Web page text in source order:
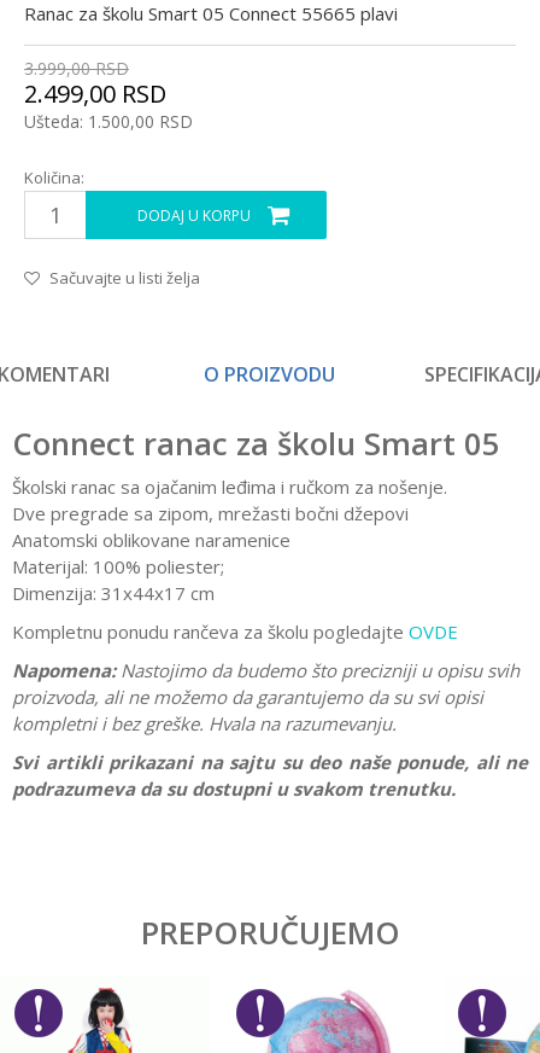
Ranac za školu Smart 05 Connect 55665 plavi
3.999,00 RSD
2.499,00 RSD
Ušteda: 1.500,00 RSD
Količina:
DODAJ U KORPU
Sačuvajte u listi želja
O PROIZVODU
Connect ranac za školu Smart 05
Školski ranac sa ojačanim leđima i ručkom za nošenje.
Dve pregrade sa zipom, mrežasti bočni džepovi
Anatomski oblikovane naramenice
Materijal: 100% poliester;
Dimenzija: 31x44x17 cm
Kompletnu ponudu rančeva za školu pogledajte OVDE
Napomena: Nastojimo da budemo što precizniji u opisu svih
proizvoda, ali ne možemo da garantujemo da su svi opisi
kompletni i bez greške. Hvala na razumevanju.
Svi artikli prikazani na sajtu su deo naše ponude, ali ne
podrazumeva da su dostupni u svakom trenutku.
Dečaci
Brend
No name
Email
PREPORUČUJEMO